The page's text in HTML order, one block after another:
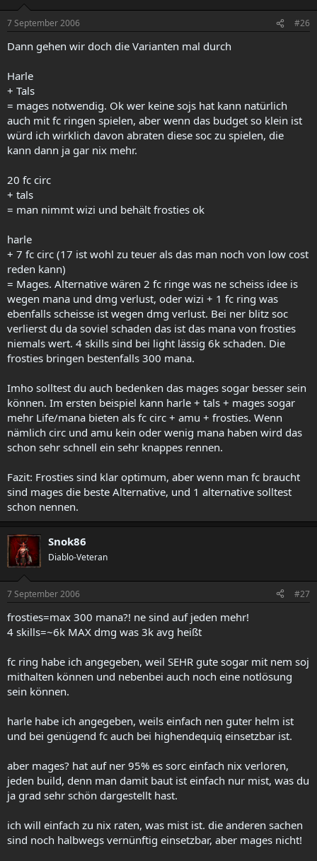
7 September 2006 #26
Dann gehen wir doch die Varianten mal durch
Harle
+ Tals
= mages notwendig. Ok wer keine sojs hat kann natürlich
auch mit fc ringen spielen, aber wenn das budget so klein ist
würd ich wirklich davon abraten diese soc zu spielen, die
kann dann ja gar nix mehr.
20 fc circ
+ tals
= man nimmt wizi und behält frosties ok
harle
+ 7 fc circ (17 ist wohl zu teuer als das man noch von low cost
reden kann)
= Mages. Alternative wären 2 fc ringe was ne scheiss idee is
wegen mana und dmg verlust, oder wizi + 1 fc ring was
ebenfalls scheisse ist wegen dmg verlust. Bei ner blitz soc
verlierst du da soviel schaden das ist das mana von frosties
niemals wert. 4 skills sind bei light lässig 6k schaden. Die
frosties bringen bestenfalls 300 mana.
Imho solltest du auch bedenken das mages sogar besser sein
können. Im ersten beispiel kann harle + tals + mages sogar
mehr Life/mana bieten als fc circ + amu + frosties. Wenn
nämlich circ und amu kein oder wenig mana haben wird das
schon sehr schnell ein sehr knappes rennen.
Fazit: Frosties sind klar optimum, aber wenn man fc braucht
sind mages die beste Alternative, und 1 alternative solltest
schon nennen.
Snok86
Diablo-Veteran
7 September 2006 #27
frosties=max 300 mana?! ne sind auf jeden mehr!
4 skills=~6k MAX dmg was 3k avg heißt
fc ring habe ich angegeben, weil SEHR gute sogar mit nem soj
mithalten können und nebenbei auch noch eine notlösung
sein können.
harle habe ich angegeben, weils einfach nen guter helm ist
und bei genügend fc auch bei highendequiq einsetzbar ist.
aber mages? hat auf ner 95% es sorc einfach nix verloren,
jeden build, denn man damit baut ist einfach nur mist, was du
ja grad sehr schön dargestellt hast.
ich will einfach zu nix raten, was mist ist. die anderen sachen
sind noch halbwegs vernünftig einsetzbar, aber mages nicht!